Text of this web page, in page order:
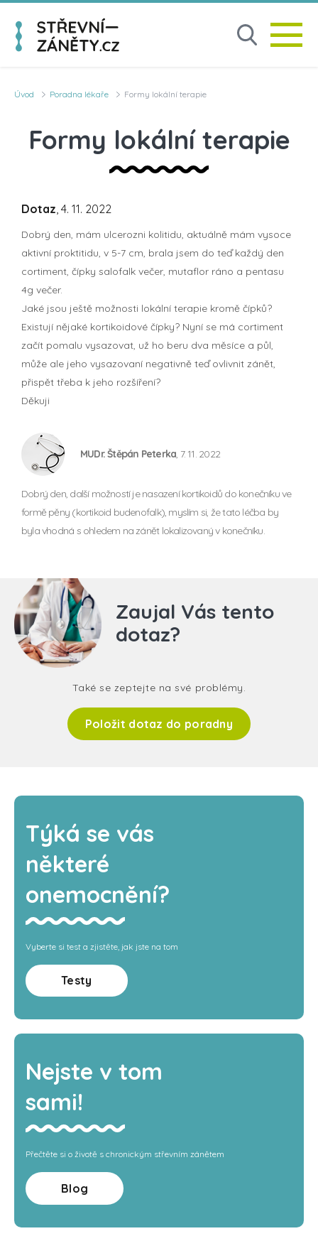
Úvod Poradna lékaře Formy lokální terapie
Formy lokální terapie
Dotaz, 4. 11. 2022
Dobrý den, mám ulcerozni kolitidu, aktuálně mám vysoce
aktivní proktitidu, v 5-7 cm, brala jsem do teď každý den
cortiment, čípky salofalk večer, mutaflor ráno a pentasu
4g večer.
Jaké jsou ještě možnosti lokální terapie kromě čípků?
Existují nějaké kortikoidové čípky? Nyní se má cortiment
začít pomalu vysazovat, už ho beru dva měsíce a půl,
může ale jeho vysazovaní negativně teď ovlivnit zánět,
přispět třeba k jeho rozšíření?
Děkuji
MUDr. Štěpán Peterka, 7. 11. 2022
Dobrý den, další možností je nasazení kortikoidů do konečníku ve
formě pěny (kortikoid budenofalk), myslím si, že tato léčba by
byla vhodná s ohledem na zánět lokalizovaný v konečníku.
Zaujal Vás tento
dotaz?
Také se zeptejte na své problémy.
Položit dotaz do poradny
Týká se vás
některé
onemocnění?
Vyberte si test a zjistěte, jak jste na tom
Testy
Nejste v tom
sami!
Přečtěte si o životě s chronickým střevním zánětem
Blog